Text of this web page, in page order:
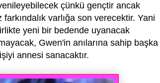
çünkü gençtir ancak
varlığa son verecektir. Yani
yeni bir bedende uyanacak
Gwen'in anılarına sahip başka
annesi sanacaktır.